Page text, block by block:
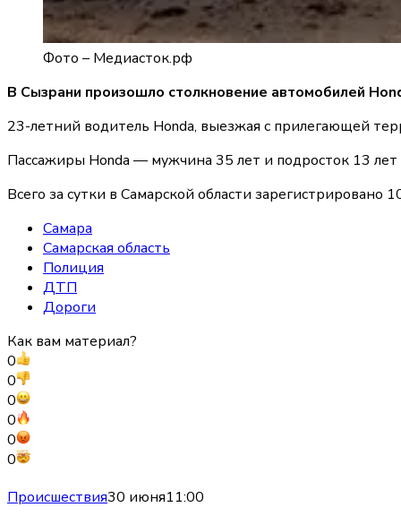
Фото – Медиасток.рф
В Сызрани произошло столкновение автомобилей
23-летний водитель Honda, выезжая с прилегающей
Пассажиры Honda — мужчина 35 лет и подросток 13
Всего за сутки в Самарской области
Самара
Самарская область
Полиция
ДТП
Дороги
Как вам материал?
0
0
0
0
0
0
Происшествия30 июня11:00